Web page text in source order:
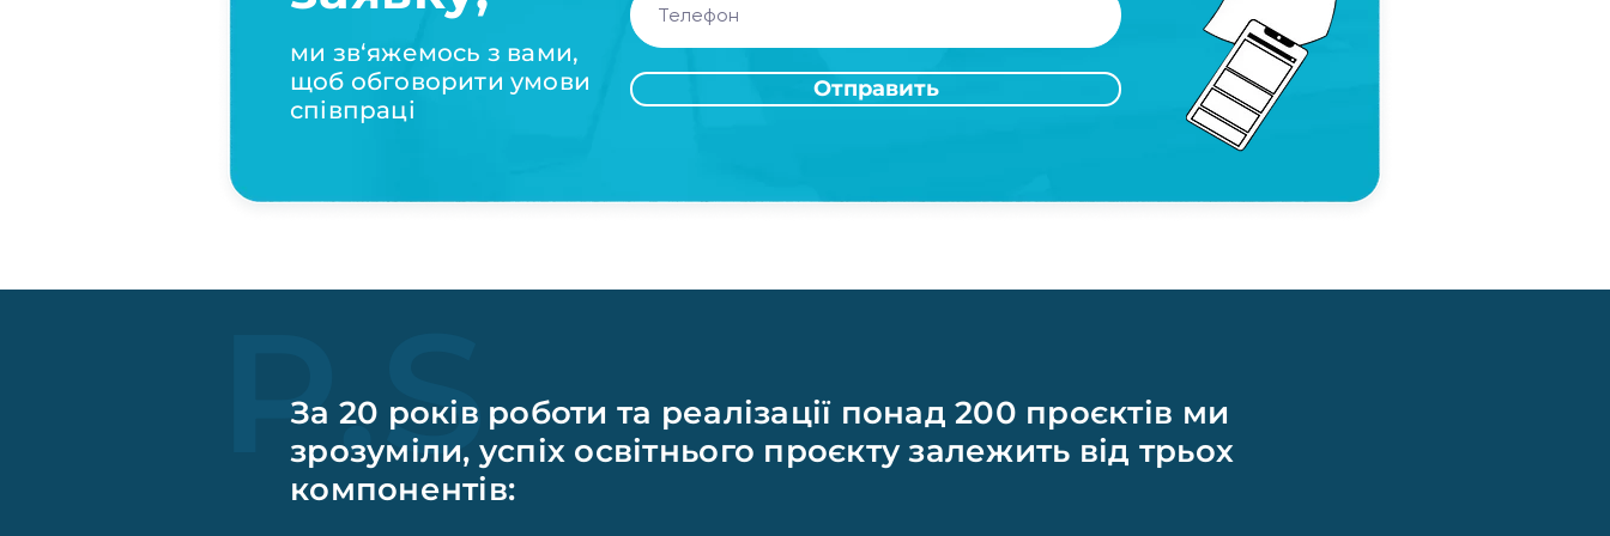
ми зв‘яжемось з вами,
щоб обговорити умови
співпраці
Отправить
P.S
За 20 років роботи та реалізації понад 200 проєктів ми
зрозуміли, успіх освітнього проєкту залежить від трьох
компонентів: